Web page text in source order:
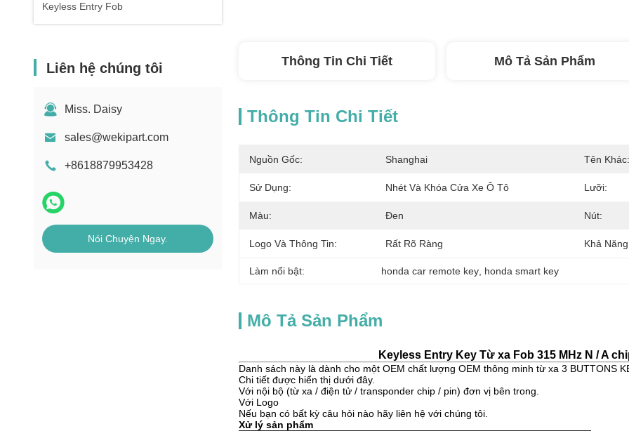
Keyless Entry Fob
Liên hệ chúng tôi
Miss. Daisy
sales@wekipart.com
+8618879953428
Nói Chuyện Ngay.
Thông Tin Chi Tiết Mô Tả Sản Phẩm
Thông Tin Chi Tiết
Nguồn Gốc: Shanghai Tên Khác:
Sử Dụng: Nhét Và Khóa Cửa Xe Ô Tô Lưỡi:
Màu: Đen Nút:
Logo Và Thông Tin: Rất Rõ Ràng Khả
Làm nổi bật: honda car remote key honda smart key
Mô Tả Sản Phẩm
Keyless Entry Key Từ xa Fob 315 MHz N / A
Danh sách này là dành cho một OEM chất lượng OEM thông minh từ xa 3 BUTTONS
Chi tiết được hiển thị dưới đây.
Với nội bộ (từ xa / điện tử / transponder chip / pin) đơn vị bên trong.
Với Logo
Nếu bạn có bất kỳ câu hỏi nào hãy liên hệ với chúng tôi.
Xử lý sản phẩm